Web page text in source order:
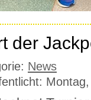
der
News